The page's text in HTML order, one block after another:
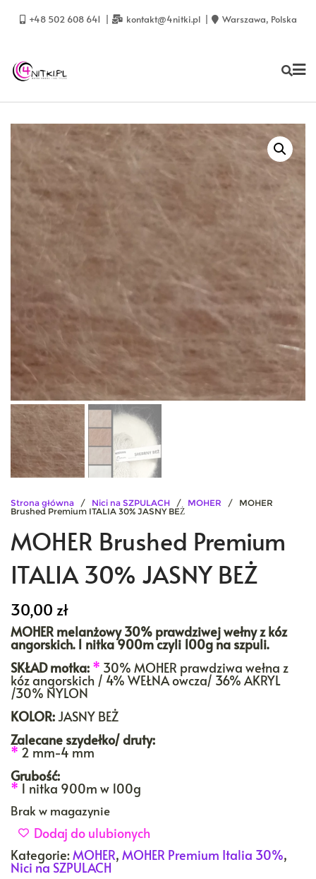
+48 502 608 641 kontakt@4nitki.pl Warszawa, Polska
Strona główna / Nici na SZPULACH / MOHER / MOHER
Brushed Premium ITALIA 30% JASNY BEŻ
MOHER Brushed Premium
ITALIA 30% JASNY BEŻ
30,00 zł
MOHER melanżowy 30% prawdziwej wełny z kóz
angorskich. 1 nitka 900m czyli 100g na szpuli.
SKŁAD motka: * 30% MOHER prawdziwa wełna z
kóz angorskich / 4% WEŁNA owcza/ 36% AKRYL
/30% NYLON
KOLOR:JASNY BEŻ
Zalecane szydełko/ druty:
* 2 mm-4 mm
Grubość:
* 1 nitka 900m w 100g
Brak w magazynie
Dodaj do ulubionych
Kategorie:MOHER, MOHER Premium Italia 30%,
Nici na SZPULACH